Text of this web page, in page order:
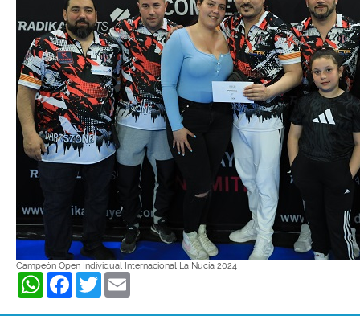
Campeón Open Individual Internacional La Nucía 2024
WhatsAppFacebookTwitter